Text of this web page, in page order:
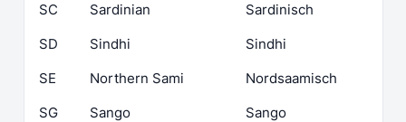
SC
Sardinian
Sardinisch
SD
Sindhi
Sindhi
SE
Northern Sami
Nordsaamisch
SG
Sango
Sango